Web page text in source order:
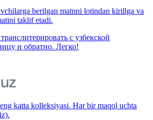
berilgan matnni lotindan kirillga va
taklif etadi.
с узбекской
и обратно. Легко!
katta kolleksiyasi. Har bir maqol uchta